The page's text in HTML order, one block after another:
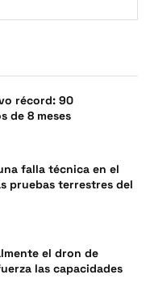
récord: 90
de 8 meses
falla técnica en el
pruebas terrestres del
el dron de
las capacidades